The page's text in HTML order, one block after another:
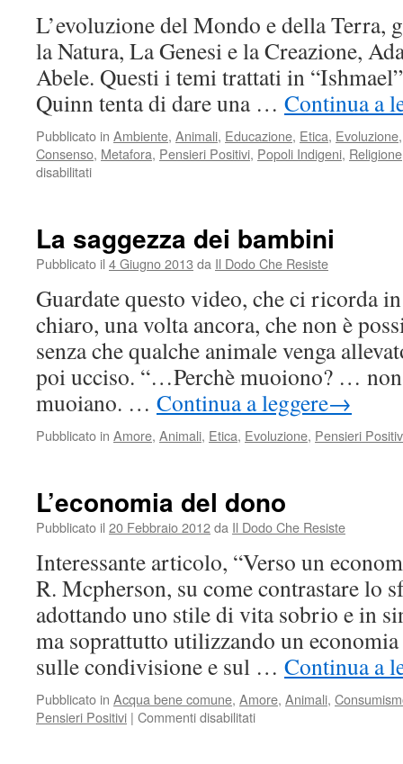
L’evoluzione del Mondo e della Terra,
la Natura, La Genesi e la Creazione,
Abele. Questi i temi trattati in
Quinn tenta di dare una … Continua a
Pubblicato in Ambiente, Animali, Educazione, Etica, Evoluzione
Consenso, Metafora, Pensieri Positivi, Popoli Indigeni, Religione
disabilitatisu
il
perché
cose
andate
così
La saggezza dei bambini
Pubblicato il 4 Giugno 2013 da Il Dodo Che Resiste
Guardate questo video, che ci ricorda
chiaro, una volta ancora, che non è
senza che qualche animale venga
poi ucciso. “…Perchè muoiono? …
muoiano. … Continua a leggere→
Pubblicato in Amore, Animali, Etica, Evoluzione, Pensieri
L’economia del dono
Pubblicato il 20 Febbraio 2012da Il Dodo Che Resiste
Interessante articolo, “Verso un
R. Mcpherson, su come contrastare lo
adottando uno stile di vita sobrio e in
ma soprattutto utilizzando un
sulle condivisione e sul … Continua a
Pubblicato in Acqua bene comune, Amore, Animali,
Pensieri Positivi | Commenti disabilitatisu